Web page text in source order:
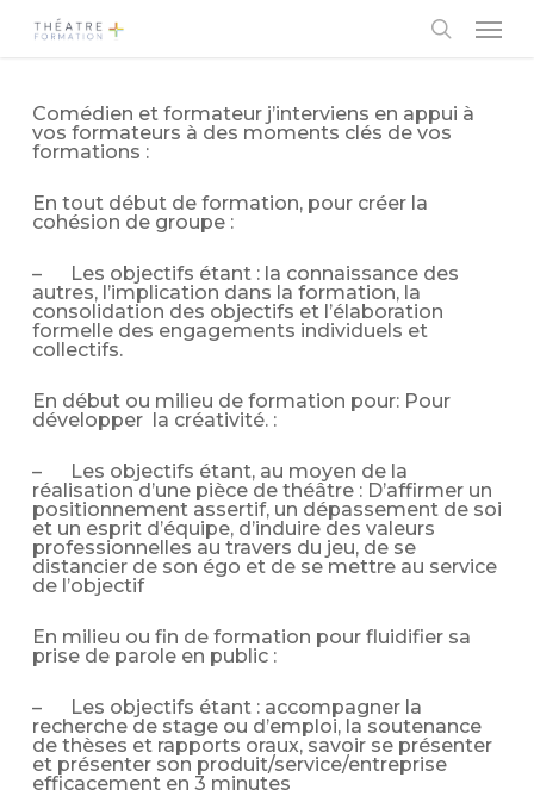
main
Comédien et formateur j’interviens en appui à
vos formateurs à des moments clés de vos
formations :
En tout début de formation, pour créer la
cohésion de groupe :
– Les objectifs étant : la connaissance des
autres, l’implication dans la formation, la
consolidation des objectifs et l’élaboration
formelle des engagements individuels et
collectifs.
En début ou milieu de formation pour: Pour
développer la créativité. :
– Les objectifs étant, au moyen de la
réalisation d’une pièce de théâtre : D’affirmer un
positionnement assertif, un dépassement de soi
et un esprit d’équipe, d’induire des valeurs
professionnelles au travers du jeu, de se
distancier de son égo et de se mettre au service
de l’objectif
En milieu ou fin de formation pour fluidifier sa
prise de parole en public :
– Les objectifs étant : accompagner la
recherche de stage ou d’emploi, la soutenance
de thèses et rapports oraux, savoir se présenter
et présenter son produit/service/entreprise
efficacement en 3 minutes